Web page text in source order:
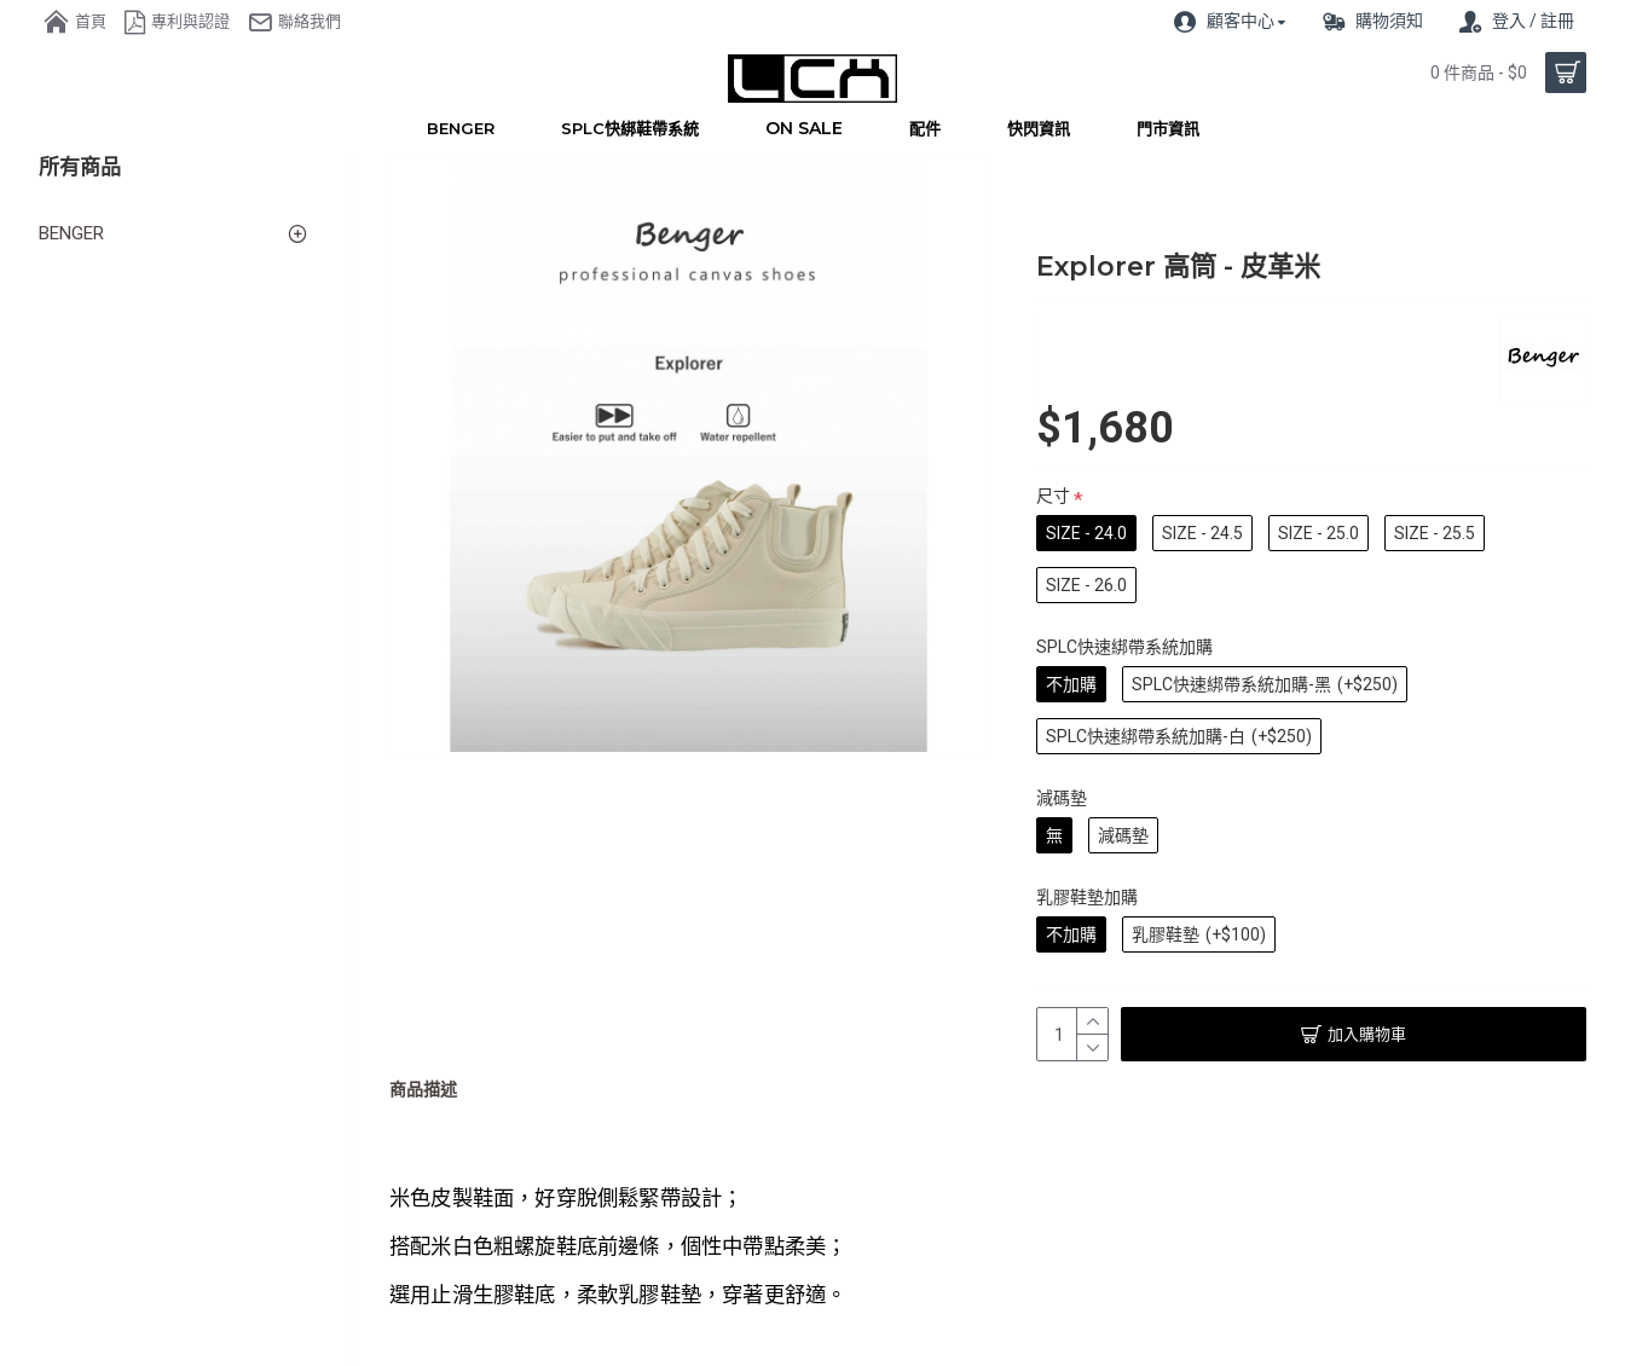
首頁 專利與認證 聯絡我們 顧客中心 購物須知 登入 / 註冊
0 件商品 - $0
BENGER SPLC快綁鞋帶系統 ON SALE 配件 快閃資訊 門市資訊
所有商品
BENGER
Explorer 高筒 - 皮革米
$1,680
尺寸
SIZE - 24.0
SIZE - 24.5 SIZE - 25.0 SIZE - 25.5
SIZE - 26.0
SPLC快速綁帶系統加購
不加購
SPLC快速綁帶系統加購-黑 (+$250)
SPLC快速綁帶系統加購-白 (+$250)
減碼墊
無
減碼墊
乳膠鞋墊加購
不加購
乳膠鞋墊 (+$100)
加入購物車
商品描述
米色皮製鞋面，好穿脫側鬆緊帶設計 ；
搭配米白色粗螺旋鞋底前邊條，個性中帶點柔美 ；
選用止滑生膠鞋底， 柔軟乳膠鞋墊，穿著更舒適。